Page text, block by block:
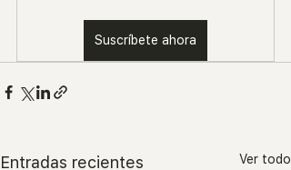
Suscríbete ahora
Entradas recientes Ver todo